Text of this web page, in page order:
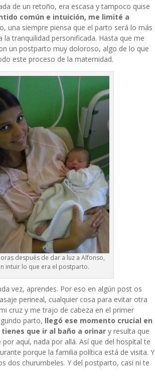
de un retoño, era escasa y tampoco quise
común e intuición, me limité a
una siempre piensa que el parto será lo más
la tranquilidad personificada. Hasta que me
un postparto muy doloroso, algo de lo que
este proceso de la maternidad.
después de dar a luz a Alfonso,
intuir lo que era el postparto.
vez, aprendes. Por eso en algún post os
perineal, cualquier cosa para evitar otra
cruz y me trajo de cabeza en el primer
parto, llegó ese momento crucial en
que ir al baño a orinar y resulta que
por aquí, nada por allá. Así que del hospital te
porque la familia política está de visita. Y
dos churumbeles. Y del postparto, casi ni te